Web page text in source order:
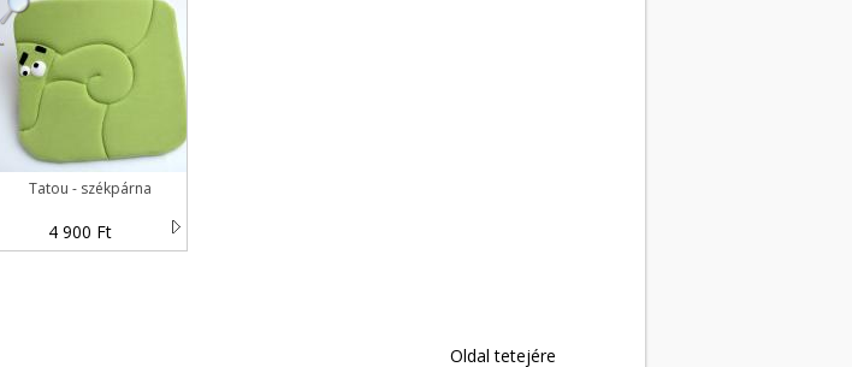
Tatou - székpárna
4 900 Ft
Oldal tetejére